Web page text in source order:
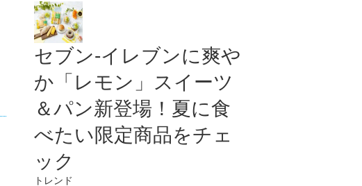
セブン‐イレブンに爽や
か「レモン」スイーツ
＆パン新登場！夏に食
べたい限定商品をチェ
ック
トレンド